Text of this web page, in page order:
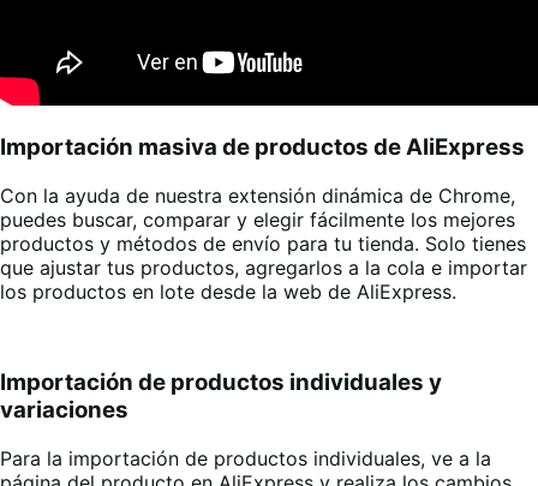
Importación masiva de productos de AliExpress
Con la ayuda de nuestra extensión dinámica de Chrome,
puedes buscar, comparar y elegir fácilmente los mejores
productos y métodos de envío para tu tienda. Solo tienes
que ajustar tus productos, agregarlos a la cola e importar
los productos en lote desde la web de AliExpress.
Importación de productos individuales y
variaciones
Para la importación de productos individuales, ve a la